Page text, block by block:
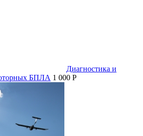
Диагностика и
БПЛА 1 000 P